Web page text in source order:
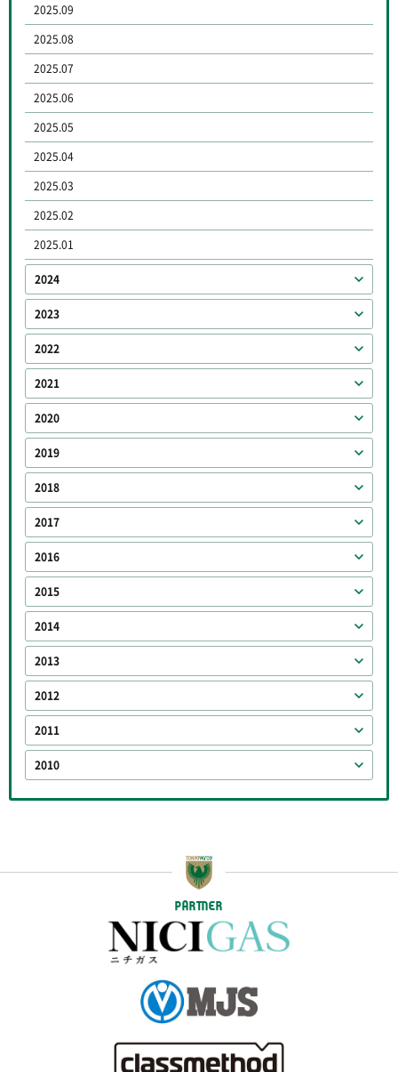
2025.09
2025.08
2025.07
2025.06
2025.05
2025.04
2025.03
2025.02
2025.01
2024
2023
2022
2021
2020
2019
2018
2017
2016
2015
2014
2013
2012
2011
2010
PARTNER